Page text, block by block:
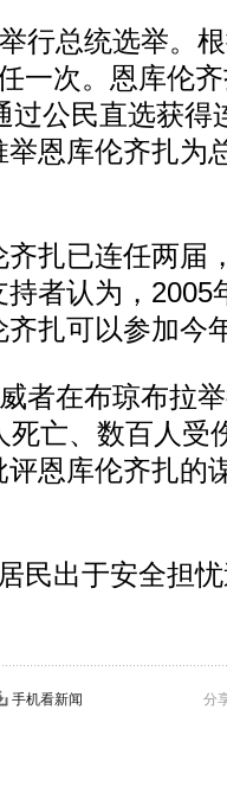
总统选举。根
一次。恩库伦
过公民直选获得
恩库伦齐扎为
扎已连任两届
者认为，2005
扎可以参加今
在布琼布拉举
死亡、数百人受
恩库伦齐扎的
出于安全担忧
分
手机看新闻